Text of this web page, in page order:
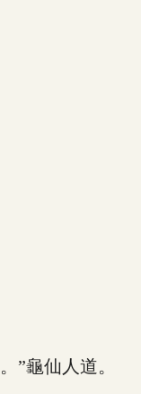
龜仙人道。